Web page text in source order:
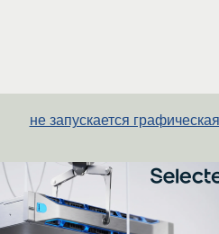
не запускается